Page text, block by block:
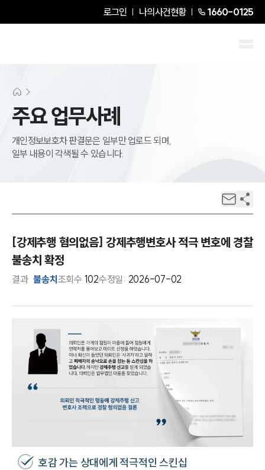
로그인 나의사건현황 1660-0125
주요 업무사례
개인정보보호차 판결문은 일부만 업로드 되며,
일부 내용이 각색될 수 있습니다.
[강제추행 혐의없음] 강제추행변호사 적극 변호에 경찰
불송치 확정
결과 불송치 조회수 102수정일: 2026-07-02
호감 가는 상대에게 적극적인 스킨십